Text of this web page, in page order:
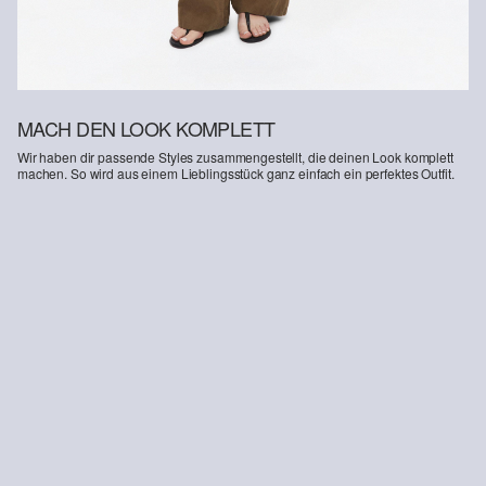
MACH DEN LOOK KOMPLETT
Wir haben dir passende Styles zusammengestellt, die deinen Look komplett
machen. So wird aus einem Lieblingsstück ganz einfach ein perfektes Outfit.